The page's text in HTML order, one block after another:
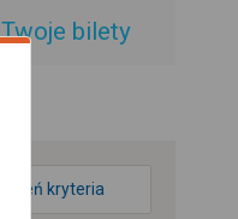
Twoje bilety
zmień kryteria